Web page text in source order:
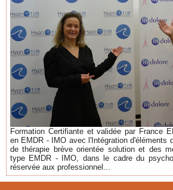
Formation Certifiante et validée par France
en EMDR - IMO avec l'Intégration d'éléments
de thérapie brève orientée solution et des
type EMDR - IMO, dans le cadre du
réservée aux professionnel...